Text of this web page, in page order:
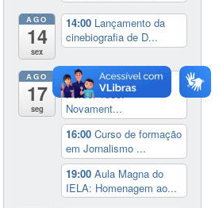
AGO
14
sex
14:00 Lançamento da
cinebiografia de D...
AGO
17
seg
dia inteiro
Exposição:
Perder Tudo.
Novament...
16:00Curso de formação
em Jornalismo ...
19:00Aula Magna do
IELA: Homenagem ao...